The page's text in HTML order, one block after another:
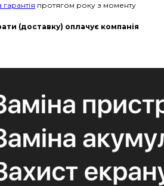
гарантія протягом року з моменту
(доставку) оплачує компанія